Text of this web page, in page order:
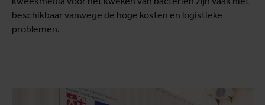
beschikbaar vanwege de hoge kosten en logistieke
problemen.